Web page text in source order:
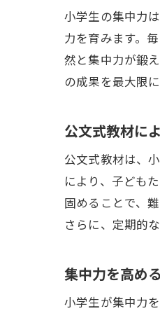
小学生の集中力
力を育みます。
然と集中力が鍛
の成果を最大限
公文式教材に
公文式教材は、
により、子ども
固めることで、
さらに、定期的
集中力を高め
小学生が集中力